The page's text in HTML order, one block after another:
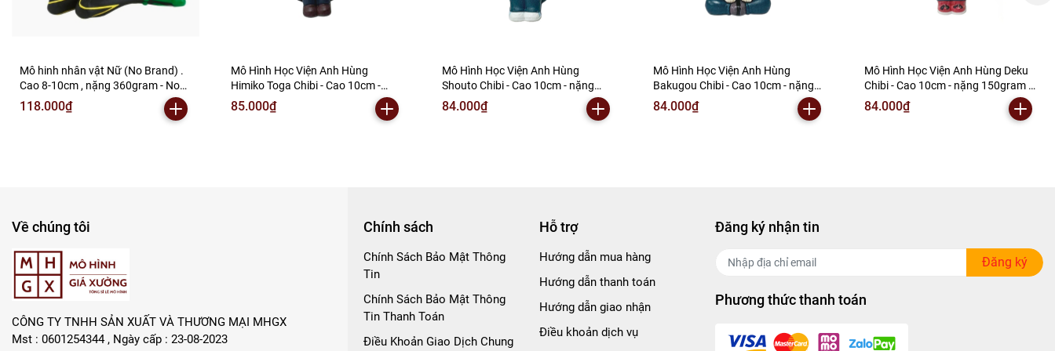
Mô hinh nhân vật Nữ (No Brand) .
Cao 8-10cm , nặng 360gram - No
Box - SKU : HV28 ( VAT : 002-05-80
) - K62-T2-S7
118.000₫
Mô Hình Học Viện Anh Hùng
Himiko Toga Chibi - Cao 10cm -
nặng 150gram - My Hero Academia
- có hộp màu - (VAT 002-05-60) -
85.000₫
Mô Hình Học Viện Anh Hùng
Shouto Chibi - Cao 10cm - nặng
150gram - My Hero Academia - có
hộp màu - (VAT 002-05-60) - K62-
84.000₫
Mô Hình Học Viện Anh Hùng
Bakugou Chibi - Cao 10cm - nặng
150gram - My Hero Academia - có
hộp màu - (VAT 002-05-60) - K62-
84.000₫
Mô Hình Học Viện Anh Hùng Deku
Chibi - Cao 10cm - nặng 150gram -
My Hero Academia - có hộp màu -
84.000₫
Về chúng tôi
CÔNG TY TNHH SẢN XUẤT VÀ THƯƠNG MẠI MHGX
Mst : 0601254344 , Ngày cấp : 23-08-2023
Chính sách
Chính Sách Bảo Mật Thông
Tin
Chính Sách Bảo Mật Thông
Tin Thanh Toán
Điều Khoản Giao Dịch Chung
Hỗ trợ
Hướng dẫn mua hàng
Hướng dẫn thanh toán
Hướng dẫn giao nhận
Điều khoản dịch vụ
Đăng ký nhận tin
Đăng ký
Phương thức thanh toán